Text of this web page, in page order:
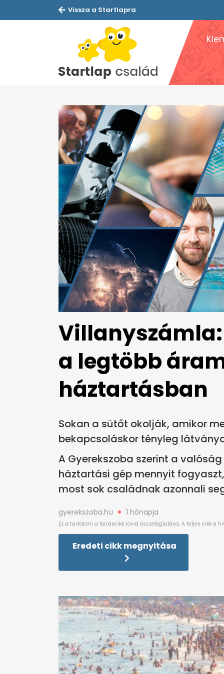
Vissza a Startlapra
a legtöbb
háztartásban
Sokan a sütőt okolják, amikor
bekapcsoláskor tényleg
A Gyerekszoba szerint a
háztartási gép mennyit
most sok családnak azonnali
gyerekszoba.hu 1 hónapja
Eredeti cikk megnyitása